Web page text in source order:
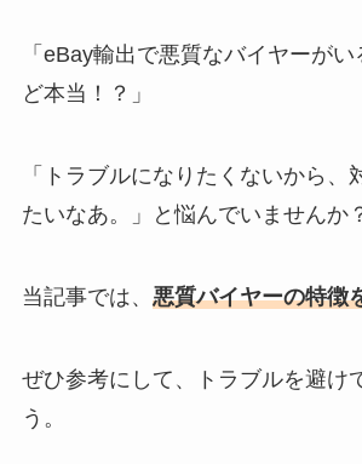
「eBay輸出で悪質なバイヤーが
ど本当！？」
「トラブルになりたくないから、
たいなあ。」と悩んでいませんか
当記事では、 悪質バイヤーの特徴
ぜひ参考にして、トラブルを避け
う。